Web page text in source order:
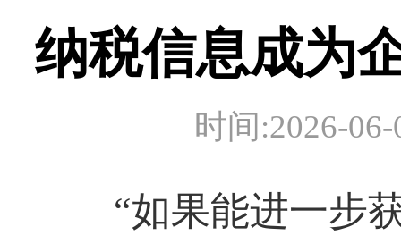
纳税信息成为
时间:2026-
“如果能进一步获